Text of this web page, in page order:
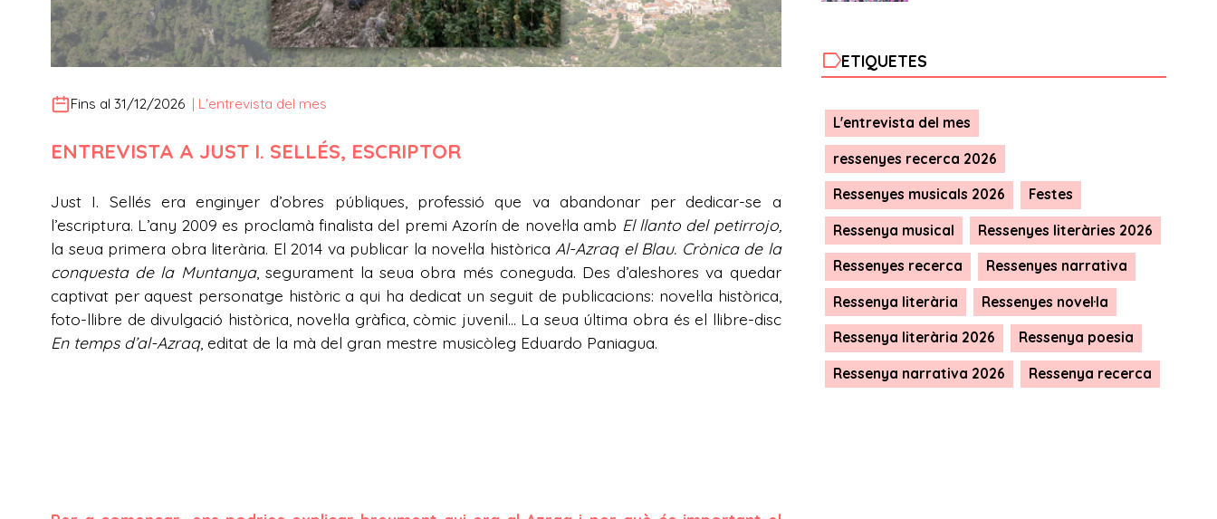
Fins al 31/12/2026 | L'entrevista del mes
ENTREVISTA A JUST I. SELLÉS, ESCRIPTOR
Just I. Sellés era enginyer d’obres públiques, professió que va abandonar per dedicar-se a
l’escriptura. L’any 2009 es proclamà finalista del premi Azorín de novel·la amb El llanto del petirrojo,
la seua primera obra literària. El 2014 va publicar la novel·la històrica Al-Azraq el Blau. Crònica de la
conquesta de la Muntanya, segurament la seua obra més coneguda. Des d’aleshores va quedar
captivat per aquest personatge històric a qui ha dedicat un seguit de publicacions: novel·la històrica,
foto-llibre de divulgació històrica, novel·la gràfica, còmic juvenil... La seua última obra és el llibre-disc
En temps d’al-Azraq, editat de la mà del gran mestre musicòleg Eduardo Paniagua.
labelETIQUETES
L'entrevista del mes
ressenyes recerca 2026
Ressenyes musicals 2026 Festes
Ressenya musical Ressenyes literàries 2026
Ressenyes recerca Ressenyes narrativa
Ressenya literària Ressenyes novel·la
Ressenya literària 2026 Ressenya poesia
Ressenya narrativa 2026 Ressenya recerca